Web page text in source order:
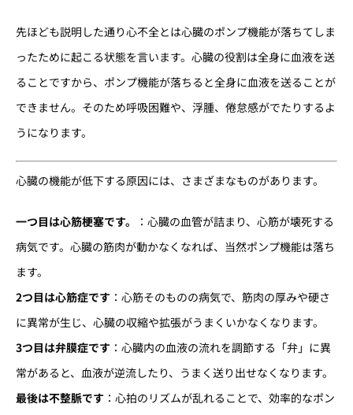
先ほども説明した通り心不全とは心臓のポンプ機能が落ちてしま
ったために起こる状態を言います。心臓の役割は全身に血液を送
ることですから、ポンプ機能が落ちると全身に血液を送ることが
できません。そのため呼吸困難や、浮腫、倦怠感がでたりするよ
うになります。
心臓の機能が低下する原因には、さまざまなものがあります。
一つ目は心筋梗塞です。
：心臓の血管が詰まり、心筋が壊死する
病気です。心臓の筋肉が動かなくなれば、当然ポンプ機能は落ち
ます。
2つ目は心筋症です ：心筋そのものの病気で、筋肉の厚みや硬さ
に異常が生じ、心臓の収縮や拡張がうまくいかなくなります。
3つ目は弁膜症です ：心臓内の血液の流れを調節する「弁」に異
常があると、血液が逆流したり、うまく送り出せなくなります。
最後は不整脈です ：心拍のリズムが乱れることで、効率的なポン